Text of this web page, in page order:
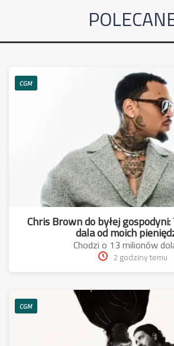
CGM
Chris Brown do byłej
dala od moich
Chodzi o 13 milionów
2 godziny temu
CGM